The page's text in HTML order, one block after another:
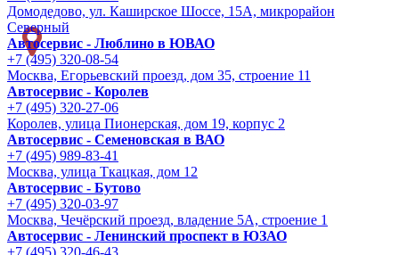
Домодедово, ул. Каширское Шоссе, 15А, микрорайон
Северный
Автосервис - Люблино в ЮВАО
+7 (495) 320-08-54
Москва, Егорьевский проезд, дом 35, строение 11
Автосервис - Королев
+7 (495) 320-27-06
Королев, улица Пионерская, дом 19, корпус 2
Автосервис - Семеновская в ВАО
+7 (495) 989-83-41
Москва, улица Ткацкая, дом 12
Автосервис - Бутово
+7 (495) 320-03-97
Москва, Чечёрский проезд, владение 5А, строение 1
Автосервис - Ленинский проспект в ЮЗАО
+7 (495) 320-46-43